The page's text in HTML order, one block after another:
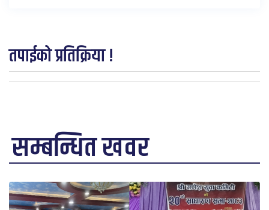
तपाईको प्रतिक्रिया !
सम्बन्धित खवर